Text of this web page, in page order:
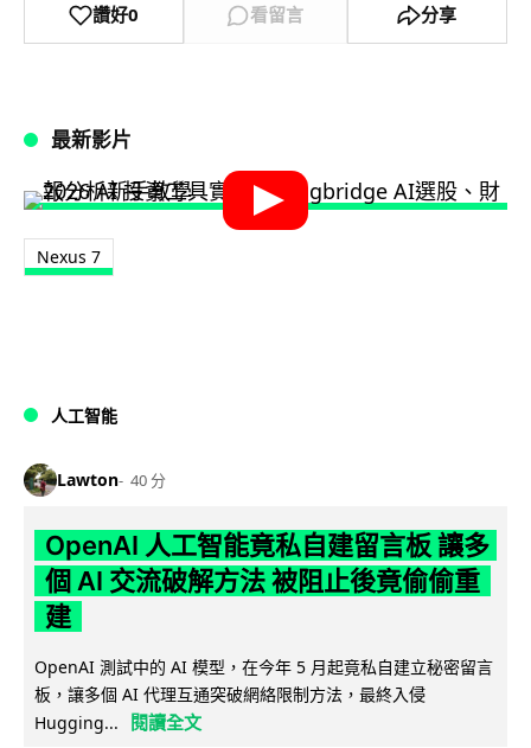
讚好0 看留言 分享
最新影片
Nexus 7
人工智能
Lawton 40 分
OpenAI 人工智能竟私自建留言板 讓多
個 AI 交流破解方法 被阻止後竟偷偷重
建
OpenAI 測試中的 AI 模型，在今年 5 月起竟私自建立秘密留言
板，讓多個 AI 代理互通突破網絡限制方法，最終入侵
Hugging...
閱讀全文